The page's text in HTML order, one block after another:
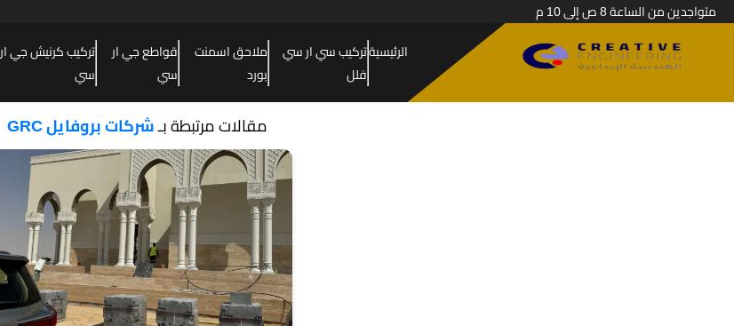
متواجدين من الساعة 8 ص إلى 10 م
الرئيسيةتركيب سي ار سي
فلل
ملاحق اسمنت
بورد
قواطع جي ار
سي
تركيب كرنيش جي ار
سي
مقالات مرتبطة بـشركات بروفايل GRC